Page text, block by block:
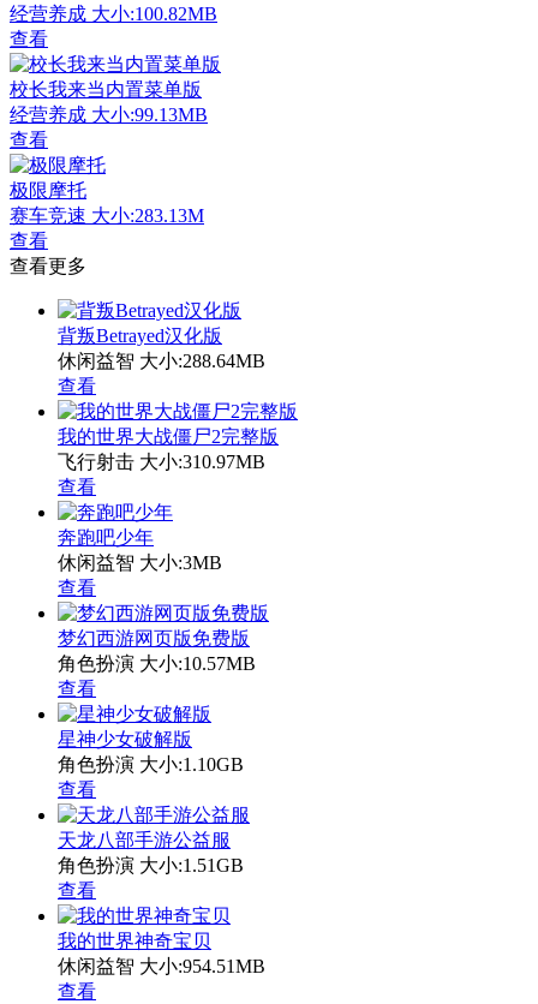
经营养成 大小:100.82MB
查看
校长我来当内置菜单版
经营养成 大小:99.13MB
查看
极限摩托
赛车竞速 大小:283.13M
查看
查看更多
背叛Betrayed汉化版
休闲益智 大小:288.64MB
查看
我的世界大战僵尸2完整版
飞行射击 大小:310.97MB
查看
奔跑吧少年
休闲益智 大小:3MB
查看
梦幻西游网页版免费版
角色扮演 大小:10.57MB
查看
星神少女破解版
角色扮演 大小:1.10GB
查看
天龙八部手游公益服
角色扮演 大小:1.51GB
查看
我的世界神奇宝贝
休闲益智 大小:954.51MB
查看